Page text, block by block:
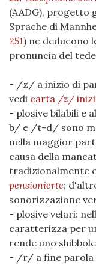
(AADG), progetto
Sprache di
251) ne deducono
pronuncia del
- /z/ a inizio di
vedi carta /z/
- plosive bilabili e
b/ e /t-d/ sono
nella maggior
causa della
tradizionalmente
pensionierte;
sonorizzazione
- plosive velari:
caratterizza per
rende uno
- /r/ a fine parola